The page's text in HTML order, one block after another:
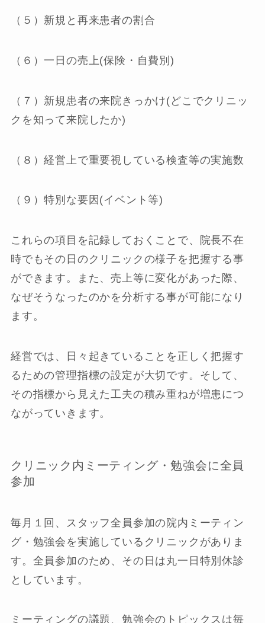
（５）新規と再来患者の割合
（６）一日の売上(保険・自費別)
（７）新規患者の来院きっかけ(どこでクリニッ
クを知って来院したか)
（８）経営上で重要視している検査等の実施数
（９）特別な要因(イベント等)
これらの項目を記録しておくことで、院長不在
時でもその日のクリニックの様子を把握する事
ができます。また、売上等に変化があった際、
なぜそうなったのかを分析する事が可能になり
ます。
経営では、日々起きていることを正しく把握す
るための管理指標の設定が大切です。そして、
その指標から見えた工夫の積み重ねが増患につ
ながっていきます。
クリニック内ミーティング・勉強会に全員
参加
毎月１回、スタッフ全員参加の院内ミーティン
グ・勉強会を実施しているクリニックがありま
す。全員参加のため、その日は丸一日特別休診
としています。
ミーティングの議題、勉強会のトピックスは毎